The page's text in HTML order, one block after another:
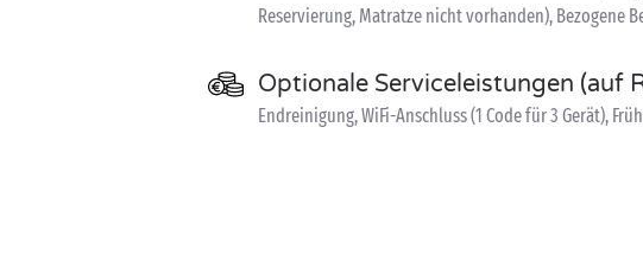
Reservierung, Matratze nicht vorhanden), Bezogene
Optionale Serviceleistungen (auf
Endreinigung, WiFi-Anschluss (1 Code für 3 Gerät),